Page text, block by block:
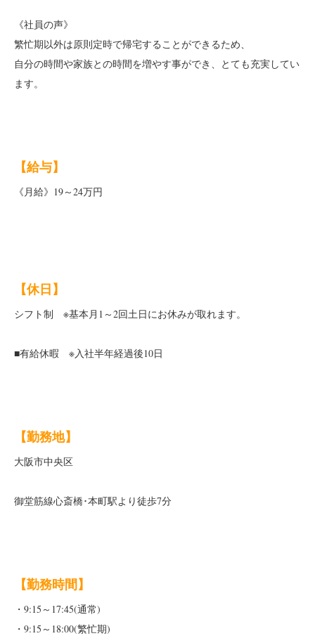
《社員の声》
繁忙期以外は原則定時で帰宅することができるため、
自分の時間や家族との時間を増やす事ができ、とても充実してい
ます。
【給与】
《月給》 19～24万円
【休日】
シフト制 ※基本月1～2回土日にお休みが取れます。
■有給休暇 ※入社半年経過後10日
【勤務地】
大阪市中央区
御堂筋線心斎橋･本町駅より徒歩7分
【勤務時間】
・9:15～17:45(通常)
・9:15～18:00(繁忙期)